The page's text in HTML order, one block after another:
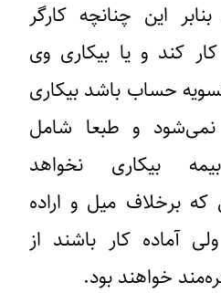
این چنانچه کارگر
کند و یا بیکاری وی
حساب باشد بیکاری
و طبعا شامل
بیکاری نخواهد
که برخلاف میل و اراده
آماده کار باشند از
خواهند بود.